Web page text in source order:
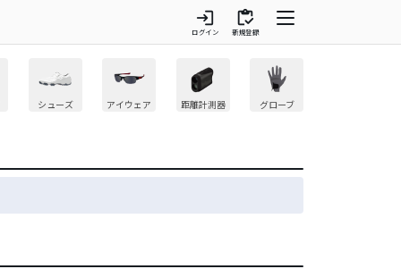
login
ログイン
inventory
新規登録
シューズ アイウェア 距離計測器 グローブ